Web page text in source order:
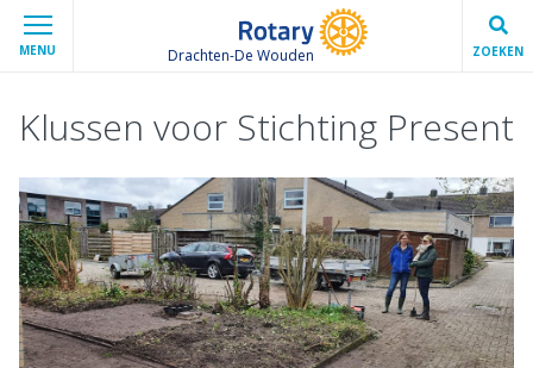
MENU Drachten-De Wouden ZOEKEN
Klussen voor Stichting Present